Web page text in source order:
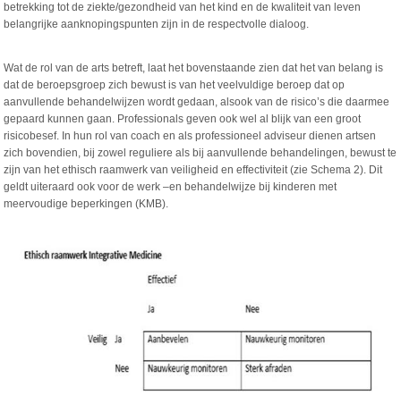
betrekking tot de ziekte/gezondheid van het kind en de kwaliteit van leven
belangrijke aanknopingspunten zijn in de respectvolle dialoog.
Wat de rol van de arts betreft, laat het bovenstaande zien dat het van belang is
dat de beroepsgroep zich bewust is van het veelvuldige beroep dat op
aanvullende behandelwijzen wordt gedaan, alsook van de risico’s die daarmee
gepaard kunnen gaan. Professionals geven ook wel al blijk van een groot
risicobesef. In hun rol van coach en als professioneel adviseur dienen artsen
zich bovendien, bij zowel reguliere als bij aanvullende behandelingen, bewust te
zijn van het ethisch raamwerk van veiligheid en effectiviteit (zie Schema 2). Dit
geldt uiteraard ook voor de werk –en behandelwijze bij kinderen met
meervoudige beperkingen (KMB).